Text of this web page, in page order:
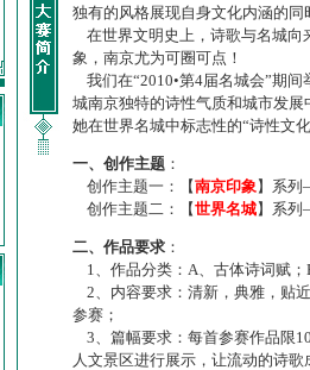
独有的风格展现自身文化内涵的
在世界文明史上，诗歌与名城向
象，南京尤为可圈可点！
我们在“2010•第4届名城会”期
城南京独特的诗性气质和城市发
她在世界名城中标志性的“诗性文
一、创作主题 ：
创作主题一：【南京印象】系
创作主题二：【世界名城】系
二、作品要求 ：
1、作品分类：A、古体诗词赋；
2、内容要求：清新，典雅，贴
参赛；
3、篇幅要求：每首参赛作品限
人文景区进行展示，让流动的诗